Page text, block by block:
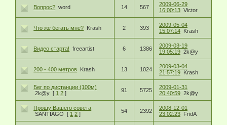
Вопрос? word 14 567
2009-06-29
16:00:13 Victor
Что же бегать мне? Krash 2 393
2009-05-04
15:07:14 Krash
Видео старта! freeartist 6 1386
2009-03-19
19:05:19 2k@y
200 - 400 метров Krash 13 1024
2009-03-04
21:57:19 Krash
Бег по дистанции (100м)
2k@y [ 1 2 ] 91 5725
2009-01-31
20:40:59 2k@y
Прошу Вашего совета
SANTIAGO
[ 1 2 ] 54 2392
2008-12-01
23:02:23 FridA